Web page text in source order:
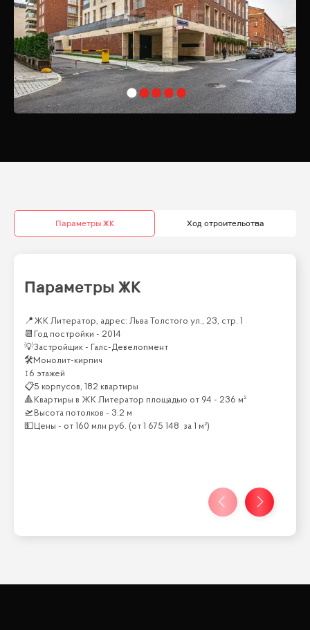
классики: кирпич ручной формовки традиционных красных
оттенков элегантно сочетается с природным камнем светло-
бежевых тонов. Это сочетание придает зданию благородный и в то
же время современный вид.
Особое внимание уделено инженерным системам комплекса. В
квартирах установлены приточно-вытяжные системы вентиляции
для кухонь и санузлов, а также многоступенчатые системы очистки
воды и воздуха. Эти технологические решения обеспечивают
высокий уровень комфорта и здоровья для всех жителей.
Параметры ЖК Ход строительства
Параметры ЖК
📍 ЖК Литератор, адрес: Льва Толстого ул., 23, стр. 1
📆 Год постройки - 2014
💡Застройщик - Галс-Девелопмент
🛠Монолит-кирпич
↕ 6 этажей
📋5 корпусов, 182 квартиры
🔺 Квартиры в ЖК Литератор площадью от 94 - 236 м²
🛫 Высота потолков - 3.2 м
💵
Цены - от 160 млн руб. (от 1 675 148 за 1 м²)